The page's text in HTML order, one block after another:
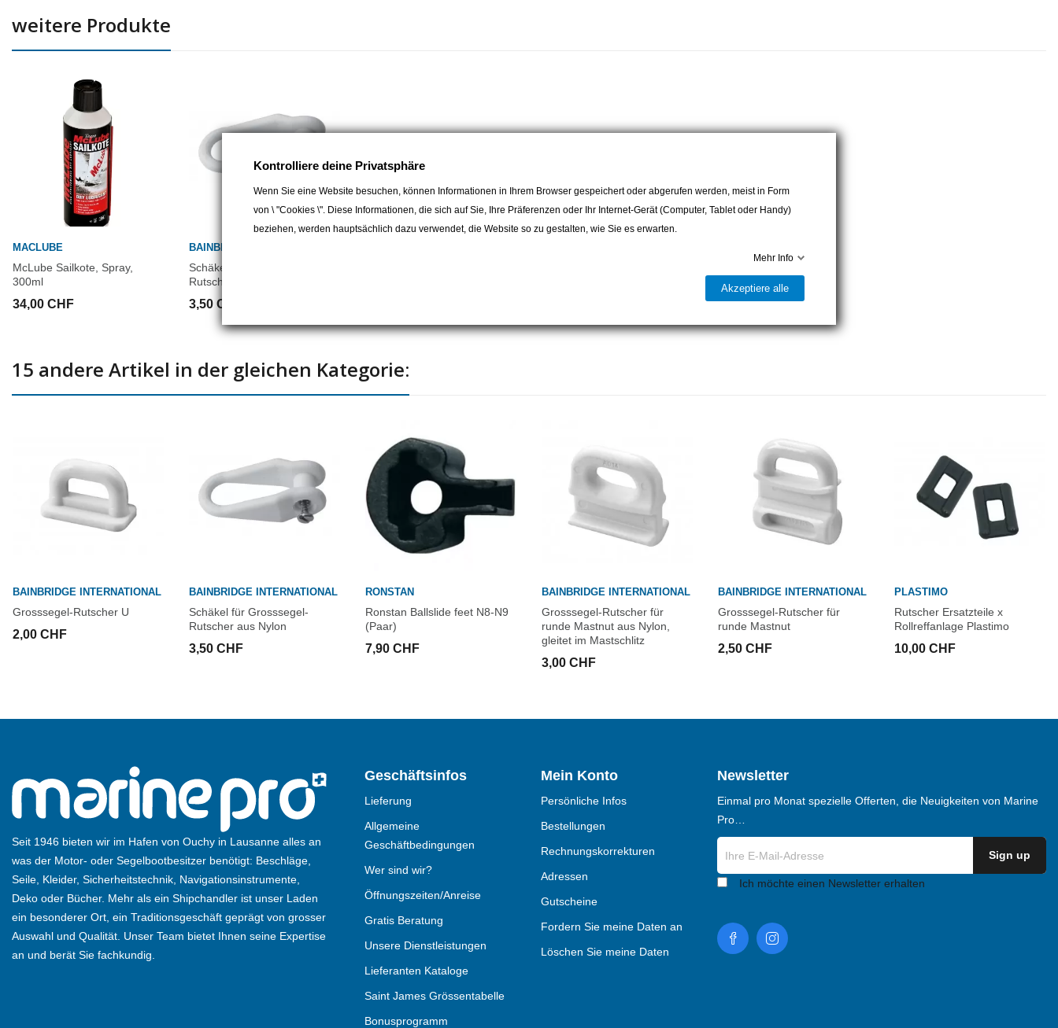
weitere Produkte
MACLUBE
McLube Sailkote, Spray,
300ml
34,00 CHF
BAINBRIDGE INTERNATIONAL
Schäkel für Grosssegel-
Rutscher aus Nylon
3,50 CHF
15 andere Artikel in der gleichen Kategorie:
BAINBRIDGE INTERNATIONAL
Grosssegel-Rutscher U
2,00 CHF
BAINBRIDGE INTERNATIONAL
Schäkel für Grosssegel-
Rutscher aus Nylon
3,50 CHF
RONSTAN
Ronstan Ballslide feet N8-N9
(Paar)
7,90 CHF
BAINBRIDGE INTERNATIONAL
Grosssegel-Rutscher für
runde Mastnut aus Nylon,
gleitet im Mastschlitz
3,00 CHF
BAINBRIDGE INTERNATIONAL
Grosssegel-Rutscher für
runde Mastnut
2,50 CHF
PLASTIMO
Rutscher Ersatzteile x
Rollreffanlage Plastimo
10,00 CHF
Seit 1946 bieten wir im Hafen von Ouchy in Lausanne alles an
was der Motor- oder Segelbootbesitzer benötigt: Beschläge,
Seile, Kleider, Sicherheitstechnik, Navigationsinstrumente,
Deko oder Bücher. Mehr als ein Shipchandler ist unser Laden
ein besonderer Ort, ein Traditionsgeschäft geprägt von grosser
Auswahl und Qualität. Unser Team bietet Ihnen seine Expertise
an und berät Sie fachkundig.
Geschäftsinfos
Lieferung
Allgemeine
Geschäftbedingungen
Wer sind wir?
Öffnungszeiten/Anreise
Gratis Beratung
Unsere Dienstleistungen
Lieferanten Kataloge
Saint James Grössentabelle
Bonusprogramm
Mein Konto
Persönliche Infos
Bestellungen
Rechnungskorrekturen
Adressen
Gutscheine
Fordern Sie meine Daten an
Löschen Sie meine Daten
Newsletter
Einmal pro Monat spezielle Offerten, die Neuigkeiten von Marine
Pro…
Ich möchte einen Newsletter erhalten
Kontrolliere deine Privatsphäre
Wenn Sie eine Website besuchen, können Informationen in Ihrem Browser gespeichert oder abgerufen werden, meist in Form
von \ "Cookies \". Diese Informationen, die sich auf Sie, Ihre Präferenzen oder Ihr Internet-Gerät (Computer, Tablet oder Handy)
beziehen, werden hauptsächlich dazu verwendet, die Website so zu gestalten, wie Sie es erwarten.
Mehr Info
Akzeptiere alle